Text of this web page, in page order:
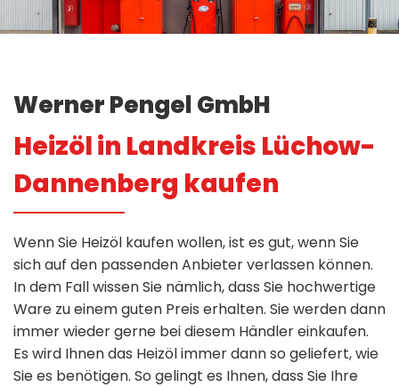
Werner Pengel GmbH
Heizöl in Landkreis Lüchow-
Dannenberg kaufen
Wenn Sie Heizöl kaufen wollen, ist es gut, wenn Sie
sich auf den passenden Anbieter verlassen können.
In dem Fall wissen Sie nämlich, dass Sie hochwertige
Ware zu einem guten Preis erhalten. Sie werden dann
immer wieder gerne bei diesem Händler einkaufen.
Es wird Ihnen das Heizöl immer dann so geliefert, wie
Sie es benötigen. So gelingt es Ihnen, dass Sie Ihre